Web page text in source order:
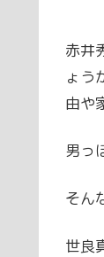
赤井
ょう
由や
男っ
そん
世良